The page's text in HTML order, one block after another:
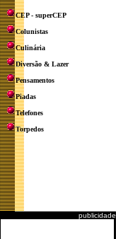
CEP - superCEP
Colunistas
Culinária
Diversão & Lazer
Pensamentos
Piadas
Telefones
Torpedos
publicidade